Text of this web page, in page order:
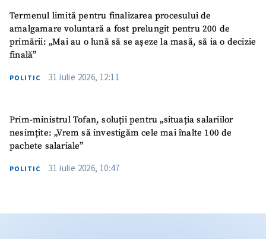
Termenul limită pentru finalizarea procesului de
amalgamare voluntară a fost prelungit pentru 200 de
primării: „Mai au o lună să se așeze la masă, să ia o decizie
finală”
POLITIC 31 iulie 2026, 12:11
Prim-ministrul Tofan, soluții pentru „situația salariilor
nesimțite: „Vrem să investigăm cele mai înalte 100 de
pachete salariale”
POLITIC 31 iulie 2026, 10:47